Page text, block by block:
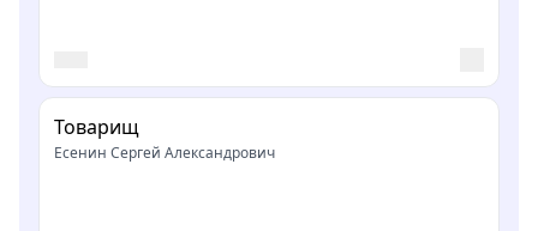
Товарищ
Есенин Сергей Александрович